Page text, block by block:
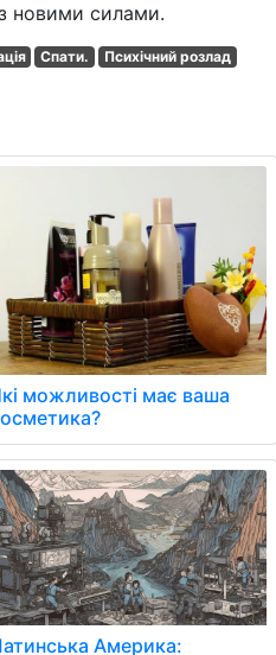
новими силами.
Спати.
Психічний розлад
можливості має ваша
Америка: